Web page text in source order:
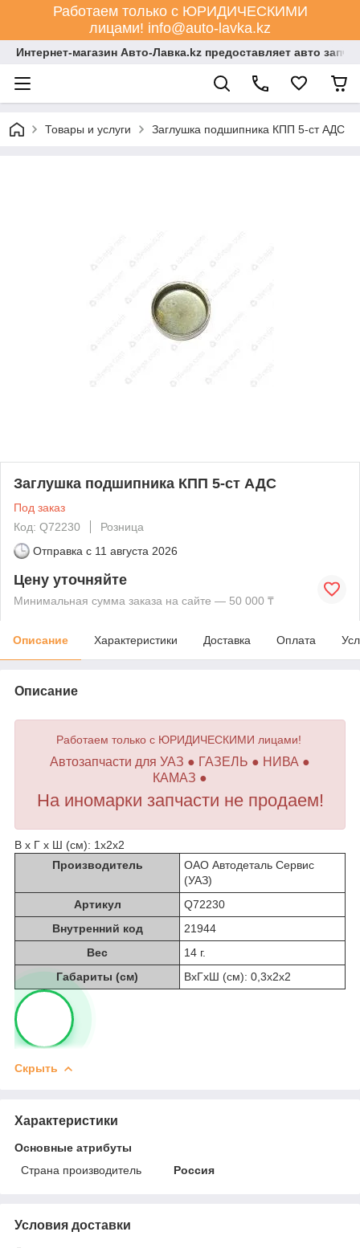
Работаем только с ЮРИДИЧЕСКИМИ
лицами! info@auto-lavka.kz
Интернет-магазин Авто-Лавка.kz предоставляет авто
Товары и услуги Заглушка подшипника КПП 5-ст АДС
Заглушка подшипника КПП 5-ст АДС
Под заказ
Код: Q72230
Розница
Отправка с 11 августа 2026
Цену уточняйте
Минимальная сумма заказа на сайте — 50 000 ₸
Описание Характеристики Доставка Оплата
Описание
Работаем только с ЮРИДИЧЕСКИМИ лицами!
Автозапчасти для УАЗ ● ГАЗЕЛЬ ● НИВА ●
КАМАЗ ●
На иномарки запчасти не продаем!
В х Г х Ш (см): 1х2х2
Производитель
ОАО Автодеталь Сервис
(УАЗ)
Артикул
Q72230
Внутренний код
21944
Вес
14 г.
Габариты (см)
ВхГхШ (см): 0,3х2х2
Скрыть
Характеристики
Основные атрибуты
Страна производитель
Россия
Условия доставки